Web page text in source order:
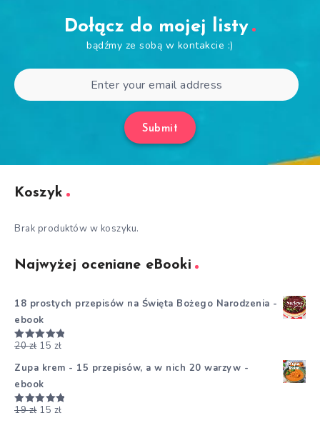
Dołącz do mojej listy
bądźmy ze sobą w kontakcie :)
Submit
Koszyk
Brak produktów w koszyku.
Najwyżej oceniane eBooki
18 prostych przepisów na Święta Bożego Narodzenia -
ebook
Oceniono
20zł 15 zł
Zupa krem - 15 przepisów, a w nich 20 warzyw -
ebook
Oceniono
19zł 15 zł